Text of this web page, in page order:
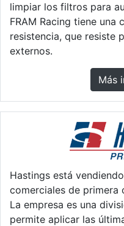
limpiar los filtros para
FRAM Racing tiene
resistencia, que resiste
externos.
Más
Hastings está
comerciales de primera
La empresa es una
permite aplicar las